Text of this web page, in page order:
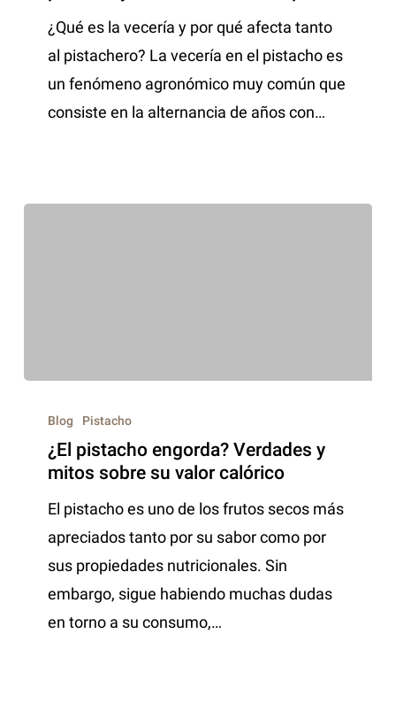
¿Qué es la vecería y por qué afecta tanto
al pistachero? La vecería en el pistacho es
un fenómeno agronómico muy común que
consiste en la alternancia de años con…
Blog Pistacho
¿El pistacho engorda? Verdades y
mitos sobre su valor calórico
El pistacho es uno de los frutos secos más
apreciados tanto por su sabor como por
sus propiedades nutricionales. Sin
embargo, sigue habiendo muchas dudas
en torno a su consumo,…